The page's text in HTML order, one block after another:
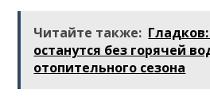
Читайте также:
останутся без горячей
отопительного сезона